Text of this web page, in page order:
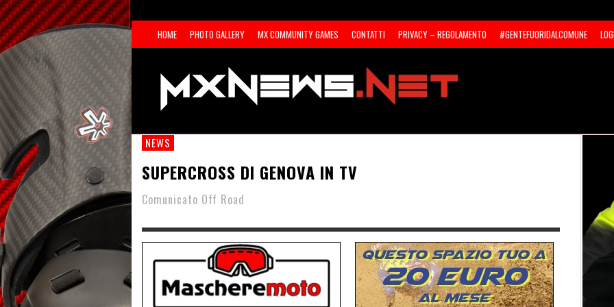
HOME PHOTO GALLERY MX COMMUNITY GAMES CONTATTI PRIVACY – REGOLAMENTO #GENTEFUORIDALCOMUNE
NEWS
SUPERCROSS DI GENOVA IN TV
Comunicato Off Road